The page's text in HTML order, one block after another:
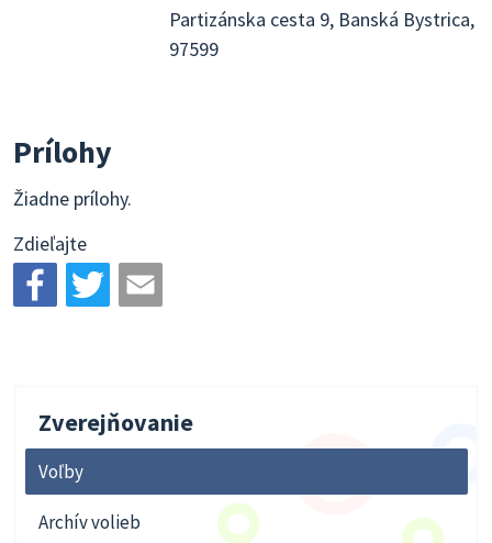
Partizánska cesta 9, Banská Bystrica,
97599
Prílohy
Žiadne prílohy.
Zdieľajte
Zverejňovanie
Voľby
Archív volieb